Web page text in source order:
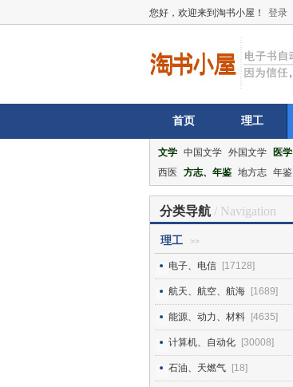
您好，欢迎来到淘书小屋！ 登录
首页 理工
文学 中国文学 外国文学 医学
西医
方志、年鉴 地方志 年鉴
分类导航 / Navigation
理工 >>
电子、电信 [17128]
航天、航空、航海 [1689]
能源、动力、材料 [4635]
计算机、自动化 [30008]
石油、天燃气 [18]